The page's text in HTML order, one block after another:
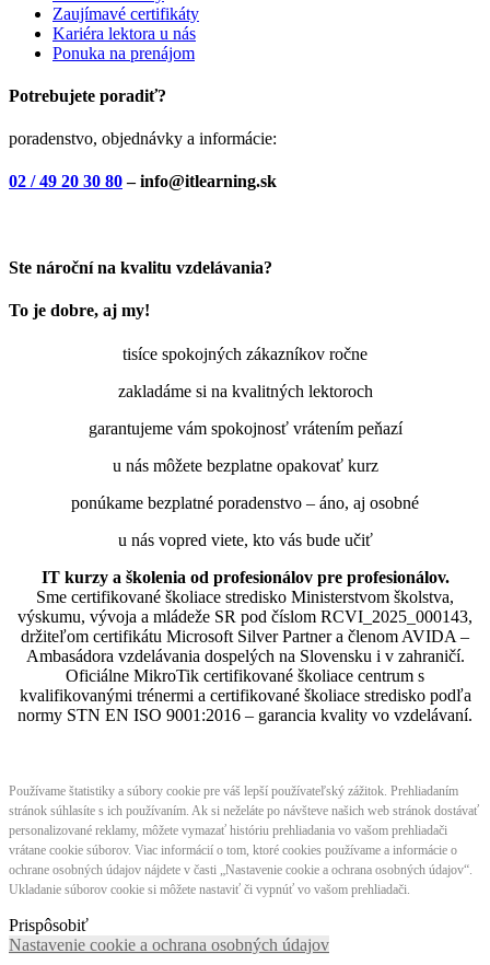
Zaujímavé certifikáty
Kariéra lektora u nás
Ponuka na prenájom
Potrebujete poradiť?
poradenstvo, objednávky a informácie:
02 / 49 20 30 80– info@itlearning.sk
Ste nároční na kvalitu vzdelávania?
To je dobre, aj my!
tisíce spokojných zákazníkov ročne
zakladáme si na kvalitných lektoroch
garantujeme vám spokojnosť vrátením peňazí
u nás môžete bezplatne opakovať kurz
ponúkame bezplatné poradenstvo – áno, aj osobné
u nás vopred viete, kto vás bude učiť
IT kurzy a školenia od profesionálov pre profesionálov.
Sme certifikované školiace stredisko Ministerstvom školstva,
výskumu, vývoja a mládeže SR pod číslom RCVI_2025_000143,
držiteľom certifikátu Microsoft Silver Partner a členom AVIDA –
Ambasádora vzdelávania dospelých na Slovensku i v zahraničí.​​​​​​​​​​​​​​​​
Oficiálne MikroTik certifikované školiace centrum s
kvalifikovanými trénermi ​​​​​​​​​​a certifikované školiace stredisko podľa
normy STN EN ISO 9001:2016 – garancia kvality vo vzdelávaní.
Používame štatistiky a súbory cookie pre váš lepší používateľský zážitok. Prehliadaním
stránok súhlasíte s ich používaním. Ak si neželáte po návšteve našich web stránok dostávať
personalizované reklamy, môžete vymazať históriu prehliadania vo vašom prehliadači
vrátane cookie súborov. Viac informácií o tom, ktoré cookies používame a informácie o
ochrane osobných údajov nájdete v časti „Nastavenie cookie a ochrana osobných údajov“.
Ukladanie súborov cookie si môžete nastaviť či vypnúť vo vašom prehliadači.
Prispôsobiť
Nastavenie cookie a ochrana osobných údajov